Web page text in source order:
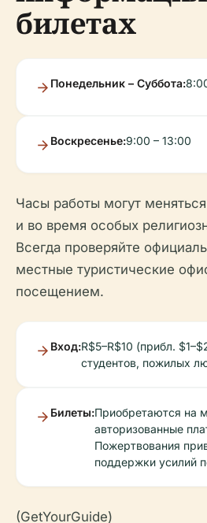
билетах
Понедельник – Суббота:
Воскресенье:9:00 – 13:00
Часы работы могут
и во время особых
Всегда проверяйте
местные туристические
посещением.
Вход:R$5–R$10 (прибл.
студентов, пожилых
Билеты:Приобретаются на
авторизованные
Пожертвования
поддержки усилий
(GetYourGuide)